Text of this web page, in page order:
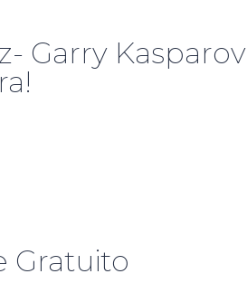
Garry Kasparov
Gratuito